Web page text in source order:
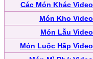
Các Món Khác Video
Món Kho Video
Món Lẫu Video
Món Luộc Hấp Video